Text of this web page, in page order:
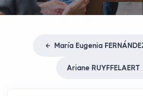
María Eugenia FERNÁ
Ariane RUYFFELAERT